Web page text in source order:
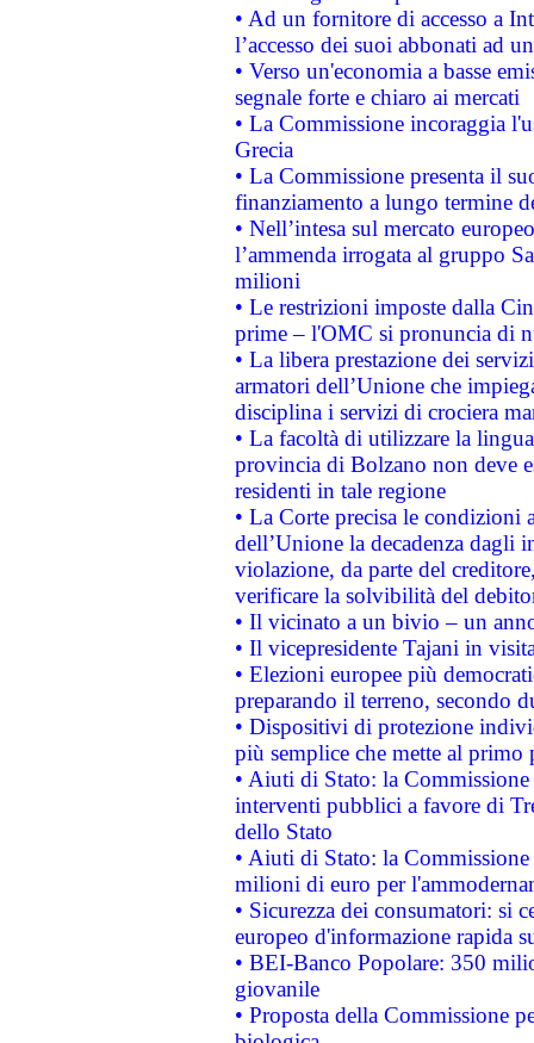
• Ad un fornitore di accesso a
l’accesso dei suoi abbonati ad
• Verso un'economia a basse
segnale forte e chiaro ai mercati
• La Commissione incoraggia
Grecia
• La Commissione presenta il
finanziamento a lungo termine
• Nell’intesa sul mercato
l’ammenda irrogata al gruppo
milioni
• Le restrizioni imposte dalla
prime – l'OMC si pronuncia di
• La libera prestazione dei
armatori dell’Unione che
disciplina i servizi di crociera
• La facoltà di utilizzare la
provincia di Bolzano non deve
residenti in tale regione
• La Corte precisa le
dell’Unione la decadenza dagli
violazione, da parte del
verificare la solvibilità del
• Il vicinato a un bivio – un
• Il vicepresidente Tajani in
• Elezioni europee più
preparando il terreno, secondo
• Dispositivi di protezione
più semplice che mette al primo
• Aiuti di Stato: la
interventi pubblici a favore di
dello Stato
• Aiuti di Stato: la
milioni di euro per
• Sicurezza dei consumatori: si
europeo d'informazione rapida
• BEI-Banco Popolare: 350
giovanile
• Proposta della Commissione